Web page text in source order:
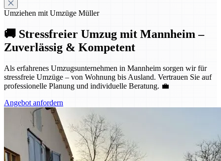
Umziehen mit Umzüge Müller
🚚 Stressfreier Umzug mit Mannheim –
Zuverlässig & Kompetent
Als erfahrenes Umzugsunternehmen in Mannheim sorgen wir für
stressfreie Umzüge – von Wohnung bis Ausland. Vertrauen Sie auf
professionelle Planung und individuelle Beratung. 💼
Angebot anfordern